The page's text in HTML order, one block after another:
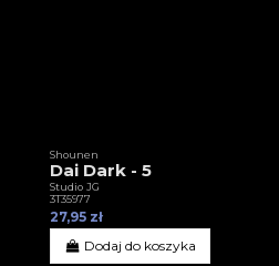
Shounen
Dai Dark - 5
Studio JG
3T35977
27,95 zł
Dodaj do koszyka